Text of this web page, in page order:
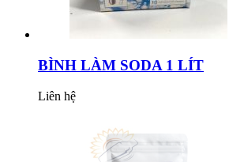
BÌNH LÀM SODA 1 LÍT
Liên hệ